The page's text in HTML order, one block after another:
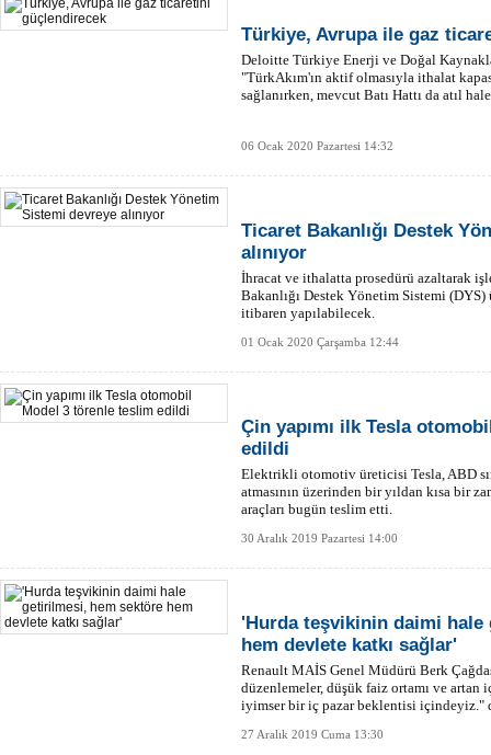
Türkiye, Avrupa ile gaz
Deloitte Türkiye Enerji ve Doğal
"TürkAkım'ın aktif olmasıyla ithalat
sağlanırken, mevcut Batı Hattı da atıl
06 Ocak 2020 Pazartesi 14:32
Ticaret Bakanlığı Destek
alınıyor
İhracat ve ithalatta prosedürü azaltarak
Bakanlığı Destek Yönetim Sistemi
itibaren yapılabilecek.
01 Ocak 2020 Çarşamba 12:44
Çin yapımı ilk Tesla
edildi
Elektrikli otomotiv üreticisi Tesla, ABD
atmasının üzerinden bir yıldan kısa bir
araçları bugün teslim etti.
30 Aralık 2019 Pazartesi 14:00
'Hurda teşvikinin daimi
hem devlete katkı sağlar'
Renault MAİS Genel Müdürü Berk
düzenlemeler, düşük faiz ortamı ve artan
iyimser bir iç pazar beklentisi içindeyiz."
27 Aralık 2019 Cuma 13:30